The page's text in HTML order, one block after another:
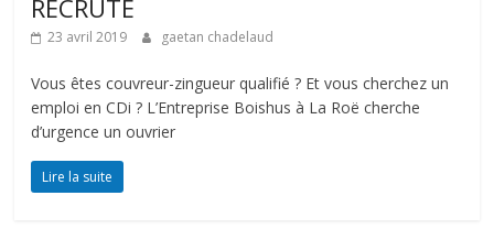
RECRUTE
23 avril 2019 gaetan chadelaud
Vous êtes couvreur-zingueur qualifié ? Et vous cherchez un
emploi en CDi ? L’Entreprise Boishus à La Roë cherche
d’urgence un ouvrier
Lire la suite